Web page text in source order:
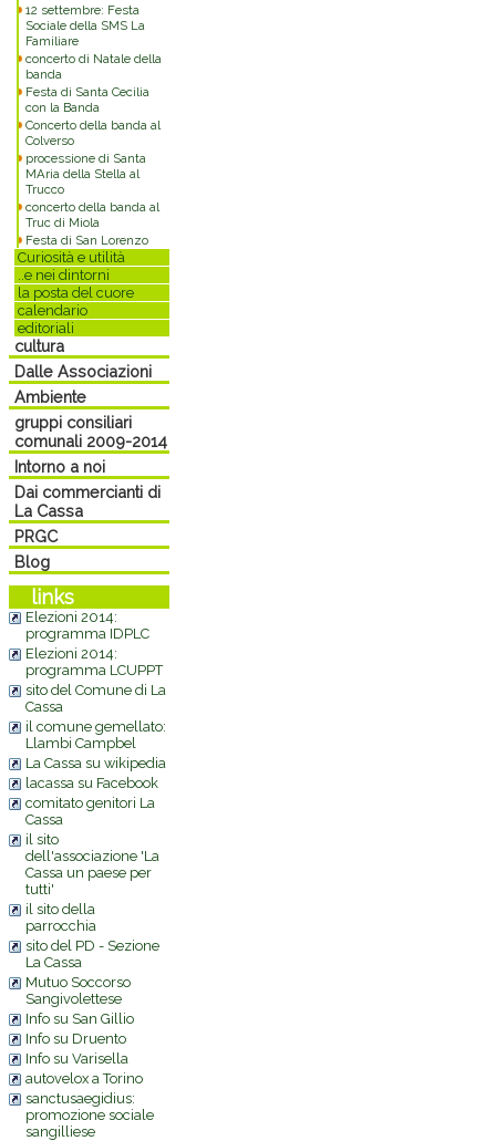
12 settembre: Festa
Sociale della SMS La
Familiare
concerto di Natale della
banda
Festa di Santa Cecilia
con la Banda
Concerto della banda al
Colverso
processione di Santa
MAria della Stella al
Trucco
concerto della banda al
Truc di Miola
Festa di San Lorenzo
Curiosità e utilità
..e nei dintorni
la posta del cuore
calendario
editoriali
cultura
Dalle Associazioni
Ambiente
gruppi consiliari
comunali 2009-2014
Intorno a noi
Dai commercianti di
La Cassa
PRGC
Blog
links
Elezioni 2014:
programma IDPLC
Elezioni 2014:
programma LCUPPT
sito del Comune di La
Cassa
il comune gemellato:
Llambi Campbel
La Cassa su wikipedia
lacassa su Facebook
comitato genitori La
Cassa
il sito
dell'associazione 'La
Cassa un paese per
tutti'
il sito della
parrocchia
sito del PD - Sezione
La Cassa
Mutuo Soccorso
Sangivolettese
Info su San Gillio
Info su Druento
Info su Varisella
autovelox a Torino
sanctusaegidius:
promozione sociale
sangilliese